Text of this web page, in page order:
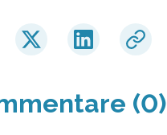
(0)